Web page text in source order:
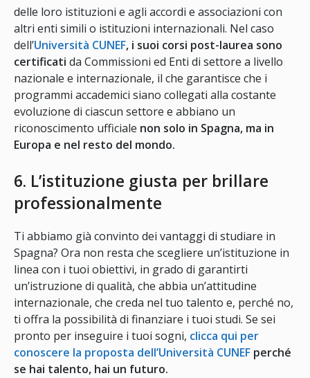
delle loro istituzioni e agli accordi e associazioni con
altri enti simili o istituzioni internazionali. Nel caso
dell’Università CUNEF, i suoi corsi post-laurea sono
certificati da Commissioni ed Enti di settore a livello
nazionale e internazionale, il che garantisce che i
programmi accademici siano collegati alla costante
evoluzione di ciascun settore e abbiano un
riconoscimento ufficiale non solo in Spagna, ma in
Europa e nel resto del mondo.
6. L’istituzione giusta per brillare
professionalmente
Ti abbiamo già convinto dei vantaggi di studiare in
Spagna? Ora non resta che scegliere un’istituzione in
linea con i tuoi obiettivi, in grado di garantirti
un’istruzione di qualità, che abbia un’attitudine
internazionale, che creda nel tuo talento e, perché no,
ti offra la possibilità di finanziare i tuoi studi. Se sei
pronto per inseguire i tuoi sogni, clicca qui per
conoscere la proposta dell’Università CUNEF perché
se hai talento, hai un futuro.